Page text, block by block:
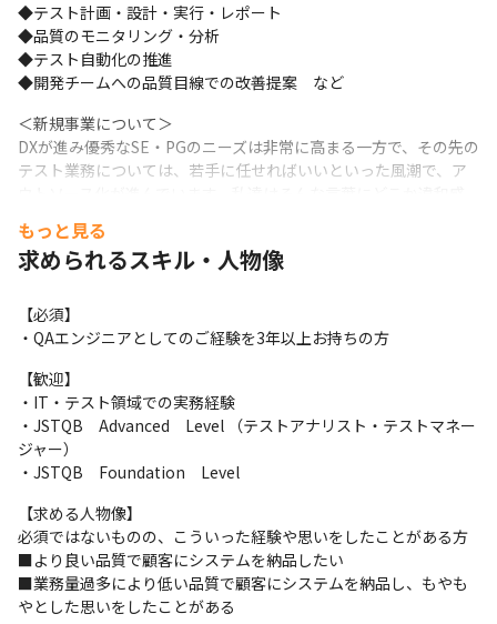
◆テスト計画・設計・実行・レポート
◆品質のモニタリング・分析
◆テスト自動化の推進
◆開発チームへの品質目線での改善提案　など
＜新規事業について＞
DXが進み優秀なSE・PGのニーズは非常に高まる一方で、その先の
テスト業務については、若手に任せればいいといった風潮で、ア
の品質の価値担保・向上に着目し、テスト業務の重要性を業界へ
示していきたいと思い、この度新規事業を立ち上げました。
キスパート）職として、「品質」にこだわって、世の中により良
い製品を送り出していきましょう！
＜会社の特徴＞
◆「市場価値の高いエンジニア」を目指すあなたを全力で支援す
る体制です
取引先企業は、国内有数の大手企業が中心に、年間1万6000件以
上のプロジェクトが動いています。そのため、この先あなたが新
あります。また、資格取得支援制度（資格受験費用負担・資格取
得時祝い金支給）やスキルアップ研修等の教育制度など、エンジ
ニアとしてのスキルアップを全体で応援しております。
◆ 豊富な案件で多様なキャリアを選択できる
もっと見る
求められるスキル・人物像
【必須】
・QAエンジニアとしてのご経験を3年以上お持ちの方
【歓迎】
・IT・テスト領域での実務経験
・JSTQB　Advanced　Level （テストアナリスト・テストマネー
ジャー）
・JSTQB　Foundation　Level
【求める人物像】
必須ではないものの、こういった経験や思いをしたことがある方
■より良い品質で顧客にシステムを納品したい
■業務量過多により低い品質で顧客にシステムを納品し、もやも
やとした思いをしたことがある